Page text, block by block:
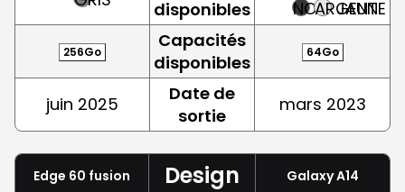
disponibles
NOIRARGENT
JAUNE
256Go
Capacités
disponibles
64Go
juin 2025
Date de
sortie
mars 2023
Edge 60 fusion Design Galaxy A14